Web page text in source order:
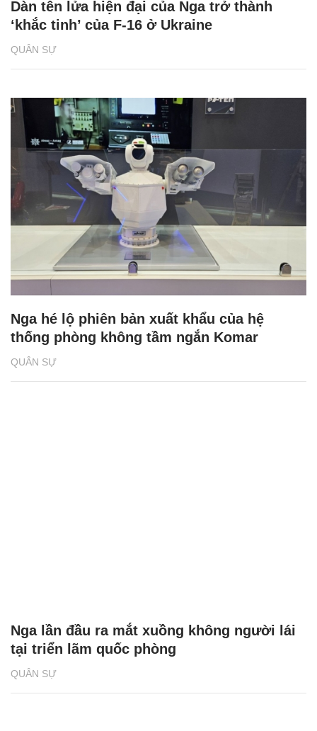
QUÂN SỰ
Dàn tên lửa hiện đại của Nga trở thành
‘khắc tinh’ của F-16 ở Ukraine
QUÂN SỰ
Nga hé lộ phiên bản xuất khẩu của hệ
thống phòng không tầm ngắn Komar
QUÂN SỰ
Nga lần đầu ra mắt xuồng không người lái
tại triển lãm quốc phòng